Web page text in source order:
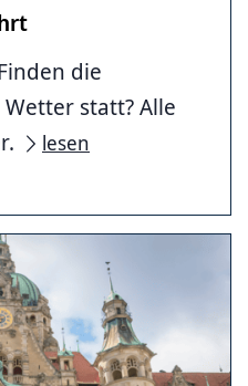
die
statt? Alle
lesen